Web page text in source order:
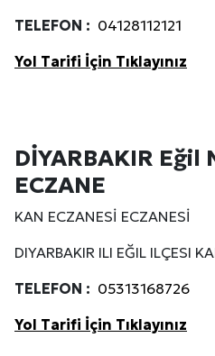
TELEFON : 04128112121
Yol Tarifi İçin Tıklayınız
DİYARBAKIR Eğil
ECZANE
KAN ECZANESİ ECZANESİ
DIYARBAKIR ILI EĞIL ILÇESI
TELEFON : 05313168726
Yol Tarifi İçin Tıklayınız